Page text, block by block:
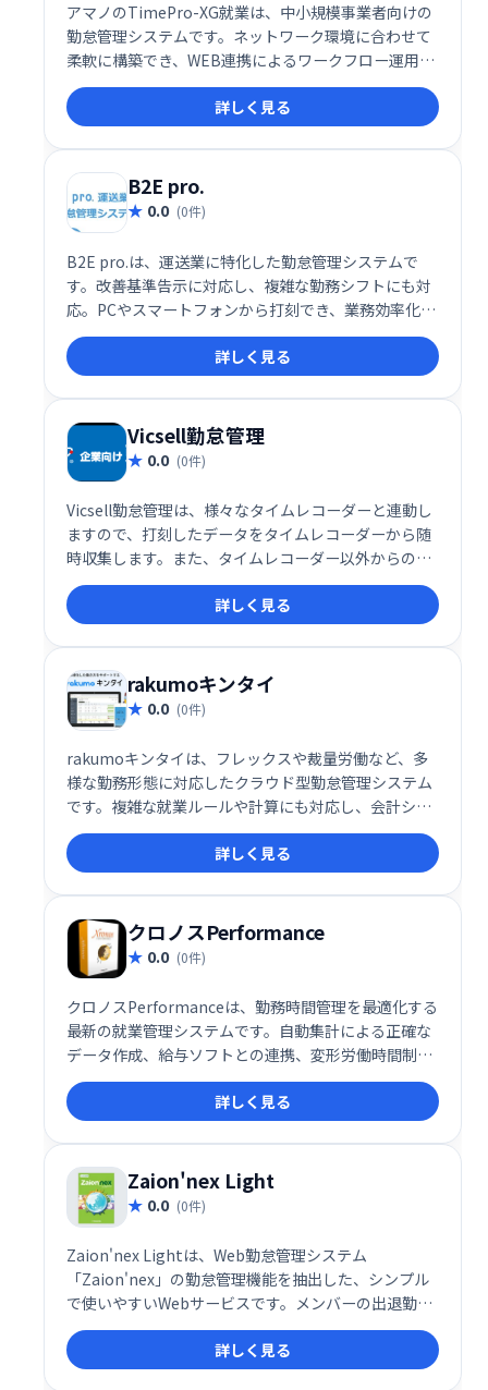
アマノのTimePro-XG就業は、中小規模事業者向けの
勤怠管理システムです。ネットワーク環境に合わせて
柔軟に構築でき、WEB連携によるワークフロー運用も
可能です。従業員の勤怠管理を効率化し、業務の生産
性向上に貢献します。詳しく見る
B2E pro.
0.0 (0件)
B2E pro.は、運送業に特化した勤怠管理システムで
す。改善基準告示に対応し、複雑な勤務シフトにも対
応。PCやスマートフォンから打刻でき、業務効率化を
実現します。充実の機能で、煩雑な勤怠管理をスムー
ズにサポートします。詳しく見る
Vicsell勤怠管理
0.0 (0件)
Vicsell勤怠管理は、様々なタイムレコーダーと連動し
ますので、打刻したデータをタイムレコーダーから随
時収集します。また、タイムレコーダー以外からの打
刻も可能です(Webブラウザ/携帯電話/スマートフォ
ン)。
詳しく見る
rakumoキンタイ
0.0 (0件)
rakumoキンタイは、フレックスや裁量労働など、多
様な勤務形態に対応したクラウド型勤怠管理システム
です。複雑な就業ルールや計算にも対応し、会計シス
テムとの連携も可能です。スマホ打刻にも対応し、正
確な勤務情報の把握と効率的な集計を実現します。働
き方改革法にも準拠しています。
詳しく見る
クロノスPerformance
0.0 (0件)
クロノスPerformanceは、勤務時間管理を最適化する
最新の就業管理システムです。自動集計による正確な
データ作成、給与ソフトとの連携、変形労働時間制へ
の対応など、あらゆるニーズに対応します。時間に関
する情報を完全に把握・活用することで、業務効率の
向上とコスト削減を実現します。
詳しく見る
Zaion'nex Light
0.0 (0件)
Zaion'nex Lightは、Web勤怠管理システム
「Zaion'nex」の勤怠管理機能を抽出した、シンプル
で使いやすいWebサービスです。メンバーの出退勤情
報を効率的に管理でき、業務の負担を軽減します。
Webブラウザからアクセス可能で、導入も容易です。
詳しく見る